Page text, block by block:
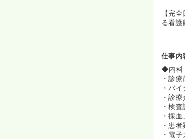
に
長を
者
高い
とし
した
を安
消化
要な
を
当院
クリ
【完
る看護
仕事内
◆内科
・診
・バ
・診
・検
・採
・患
・電